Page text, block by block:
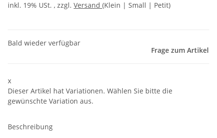
inkl. 19% USt. , zzgl. Versand (Klein | Small | Petit)
Bald wieder verfügbar
Frage zum Artikel
x
Dieser Artikel hat Variationen. Wählen Sie bitte die
gewünschte Variation aus.
Beschreibung